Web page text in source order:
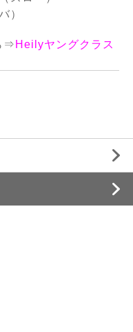
）
⇒ Heilyヤングクラス